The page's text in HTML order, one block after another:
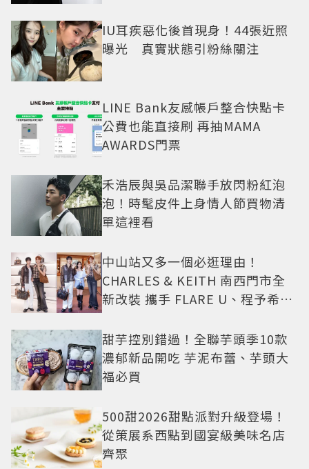
IU耳疾惡化後首現身！44張近照
曝光 真實狀態引粉絲關注
LINE Bank友感帳戶整合快點卡
公費也能直接刷 再抽MAMA
AWARDS門票
禾浩辰與吳品潔聯手放閃粉紅泡
泡！時髦皮件上身情人節買物清
單這裡看
中山站又多一個必逛理由！
CHARLES & KEITH 南西門市全
新改裝 攜手 FLARE U、程予希演
甜芋控別錯過！全聯芋頭季10款
濃郁新品開吃 芋泥布蕾、芋頭大
福必買
500甜2026甜點派對升級登場！
從策展系西點到國宴級美味名店
齊聚